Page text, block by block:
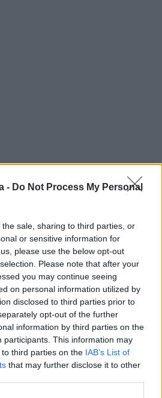
- Do Not Process My Personal
sale, sharing to third parties, or
or sensitive information for
please use the below opt-out
Please note that after your
you may continue seeing
on personal information utilized by
disclosed to third parties prior to
opt-out of the further
information by third parties on the
participants. This information may
third parties on the IAB’s List of
that may further disclose it to other
sia consulenza pratica sia
campo dell’allattamento
problemi di attacco al
e ansie legate alla
tecniche di
soluzioni
supporto pratico può ridurre
un rapporto più sereno